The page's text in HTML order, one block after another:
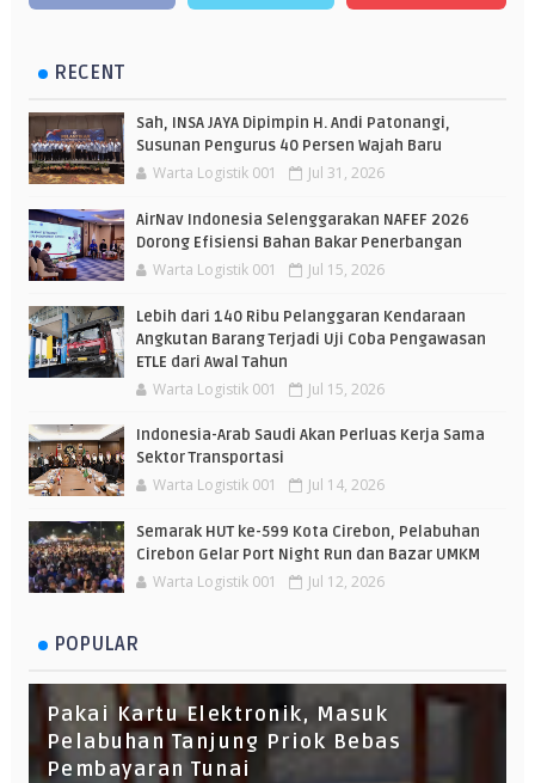
RECENT
Sah, INSA JAYA Dipimpin H. Andi Patonangi,
Susunan Pengurus 40 Persen Wajah Baru
Warta Logistik 001 Jul 31, 2026
AirNav Indonesia Selenggarakan NAFEF 2026
Dorong Efisiensi Bahan Bakar Penerbangan
Warta Logistik 001 Jul 15, 2026
Lebih dari 140 Ribu Pelanggaran Kendaraan
Angkutan Barang Terjadi Uji Coba Pengawasan
ETLE dari Awal Tahun
Warta Logistik 001 Jul 15, 2026
Indonesia-Arab Saudi Akan Perluas Kerja Sama
Sektor Transportasi
Warta Logistik 001 Jul 14, 2026
Semarak HUT ke-599 Kota Cirebon, Pelabuhan
Cirebon Gelar Port Night Run dan Bazar UMKM
Warta Logistik 001 Jul 12, 2026
POPULAR
Pakai Kartu Elektronik, Masuk
Pelabuhan Tanjung Priok Bebas
Pembayaran Tunai